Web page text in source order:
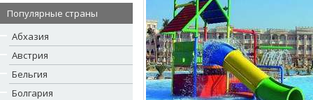
Популярные страны
Абхазия
Австрия
Бельгия
Болгария